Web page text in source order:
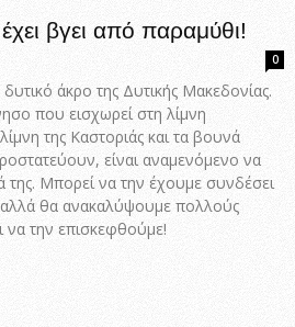
βγει από παραμύθι!
0
άκρο της Δυτικής Μακεδονίας.
που εισχωρεί στη λίμνη
της Καστοριάς και τα βουνά
είναι αναμενόμενο να
της. Μπορεί να την έχουμε συνδέσει
αλλά θα ανακαλύψουμε πολλούς
να την επισκεφθούμε!